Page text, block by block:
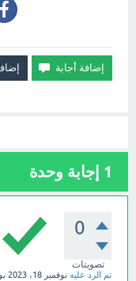
1 إجابة وحدة
0
تصويتات
تم الرد عليه نوفمبر 18، 2023